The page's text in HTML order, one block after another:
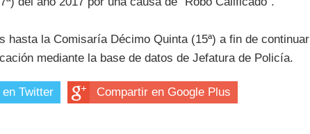
la Comisaría Décimo Quinta (15ª) a fin de continuar
mediante la base de datos de Jefatura de Policía.
Twitter Compartir en Google Plus